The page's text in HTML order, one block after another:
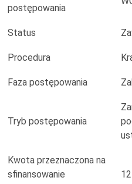
państwowych
zakresie
kategorii
jazdy
postępowania
Status
Procedura
Faza postępowania
Tryb postępowania
Kwota przeznaczona na
sfinansowanie